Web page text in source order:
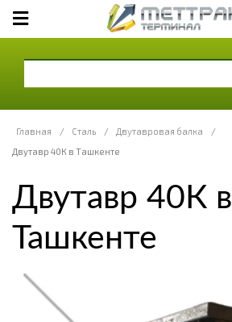
Главная / Сталь / Двутавровая балка
/
Двутавр 40К в Ташкенте
Двутавр 40К в
Ташкенте